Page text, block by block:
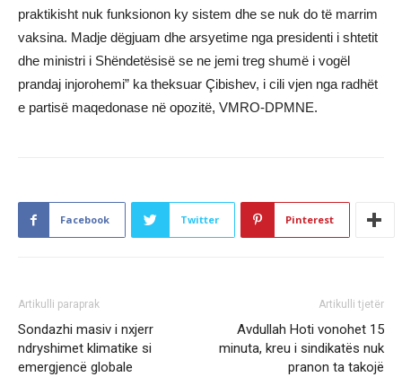
praktikisht nuk funksionon ky sistem dhe se nuk do të marrim
vaksina. Madje dëgjuam dhe arsyetime nga presidenti i shtetit
dhe ministri i Shëndetësisë se ne jemi treg shumë i vogël
prandaj injorohemi” ka theksuar Çibishev, i cili vjen nga radhët
e partisë maqedonase në opozitë, VMRO-DPMNE.
Facebook Twitter Pinterest
Artikulli paraprak
Sondazhi masiv i nxjerr
ndryshimet klimatike si
emergjencë globale
Artikulli tjetër
Avdullah Hoti vonohet 15
minuta, kreu i sindikatës nuk
pranon ta takojë